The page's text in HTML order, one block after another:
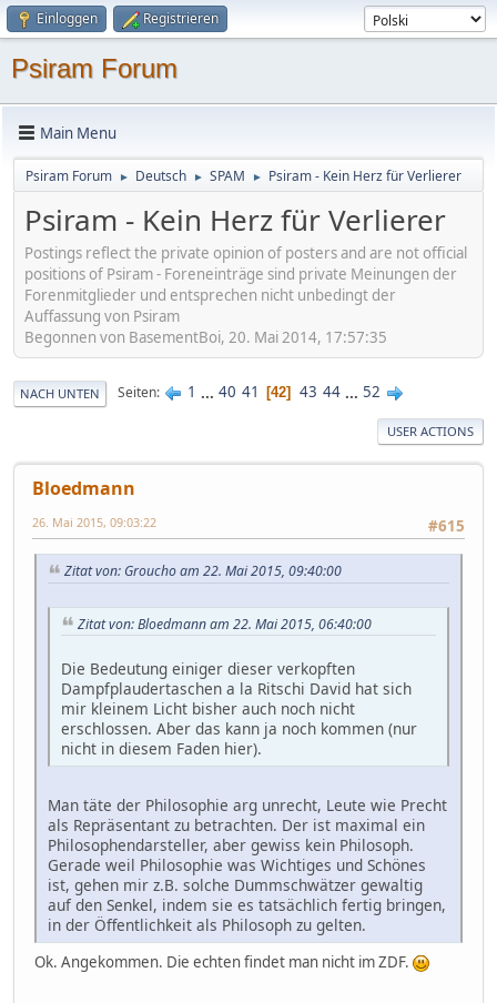
Einloggen Registrieren
Psiram Forum
Main Menu
Psiram Forum ► Deutsch ► SPAM ► Psiram - Kein Herz für Verlierer
Psiram - Kein Herz für Verlierer
Postings reflect the private opinion of posters and are not official
positions of Psiram - Foreneinträge sind private Meinungen der
Forenmitglieder und entsprechen nicht unbedingt der
Auffassung von Psiram
Begonnen von BasementBoi, 20. Mai 2014, 17:57:35
NACH UNTEN Seiten 1 ... 40 41 42 43 44 ... 52
USER ACTIONS
Bloedmann
#615
26. Mai 2015, 09:03:22
Zitat von: Groucho am 22. Mai 2015, 09:40:00
Zitat von: Bloedmann am 22. Mai 2015, 06:40:00
Die Bedeutung einiger dieser verkopften
Dampfplaudertaschen a la Ritschi David hat sich
mir kleinem Licht bisher auch noch nicht
erschlossen. Aber das kann ja noch kommen (nur
nicht in diesem Faden hier).
Man täte der Philosophie arg unrecht, Leute wie Precht
als Repräsentant zu betrachten. Der ist maximal ein
Philosophendarsteller, aber gewiss kein Philosoph.
Gerade weil Philosophie was Wichtiges und Schönes
ist, gehen mir z.B. solche Dummschwätzer gewaltig
auf den Senkel, indem sie es tatsächlich fertig bringen,
in der Öffentlichkeit als Philosoph zu gelten.
Ok. Angekommen. Die echten findet man nicht im ZDF.